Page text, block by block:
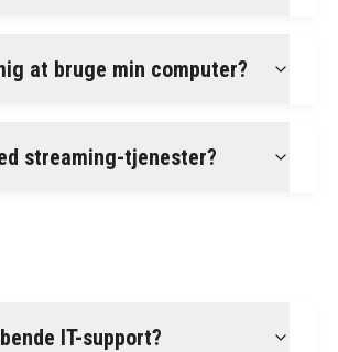
at bruge min computer?
streaming-tjenester?
IT-support?